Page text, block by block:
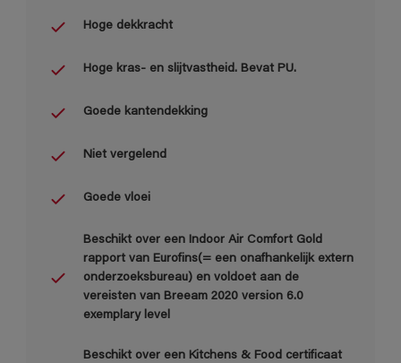
Hoge dekkracht
Hoge kras- en slijtvastheid. Bevat PU.
Goede kantendekking
Niet vergelend
Goede vloei
Beschikt over een Indoor Air Comfort Gold
rapport van Eurofins(= een onafhankelijk extern
onderzoeksbureau) en voldoet aan de
vereisten van Breeam 2020 version 6.0
exemplary level
Beschikt over een Kitchens & Food certificaat